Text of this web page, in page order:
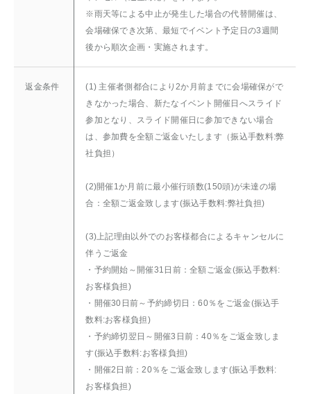
※雨天等による中止が発生した場合の代替開催は、
会場確保でき次第、最短でイベント予定日の3週間
後から順次企画・実施されます。
返金条件
(1) 主催者側都合により2か月前までに会場確保がで
きなかった場合、新たなイベント開催日へスライド
参加となり、スライド開催日に参加できない場合
は、参加費を全額ご返金いたします（振込手数料:弊
社負担）
(2)開催1か月前に最小催行頭数(150頭)が未達の場
合：全額ご返金致します(振込手数料:弊社負担)
(3)上記理由以外でのお客様都合によるキャンセルに
伴うご返金
・予約開始～開催31日前：全額ご返金(振込手数料:
お客様負担)
・開催30日前～予約締切日：60％をご返金(振込手
数料:お客様負担)
・予約締切翌日～開催3日前：40％をご返金致しま
す(振込手数料:お客様負担)
・開催2日前：20％をご返金致します(振込手数料:
お客様負担)